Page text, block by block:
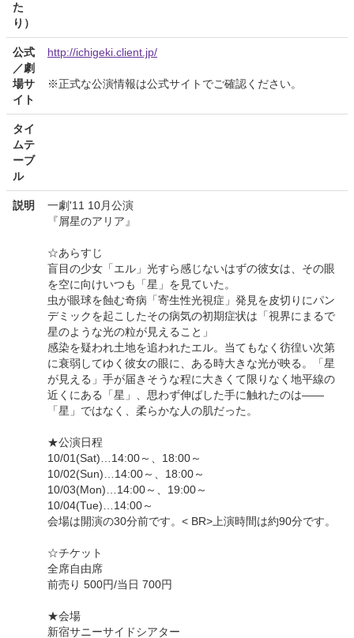
た
り）
公式
／劇
場サ
イト
http://ichigeki.client.jp/
※正式な公演情報は公式サイトでご確認ください。
タイ
ムテ
ーブ
ル
説明
一劇'11 10月公演
『屑星のアリア』
☆あらすじ
盲目の少女「エル」光すら感じないはずの彼女は、その眼
を空に向けいつも「星」を見ていた。
虫が眼球を蝕む奇病「寄生性光視症」発見を皮切りにパン
デミックを起こしたその病気の初期症状は「視界にまるで
星のような光の粒が見えること」
感染を疑われ土地を追われたエル。当てもなく彷徨い次第
に衰弱してゆく彼女の眼に、ある時大きな光が映る。「星
が見える」手が届きそうな程に大きくて限りなく地平線の
近くにある「星」、思わず伸ばした手に触れたのは――
「星」ではなく、柔らかな人の肌だった。
★公演日程
10/01(Sat)…14:00～、18:00～
10/02(Sun)…14:00～、18:00～
10/03(Mon)…14:00～、19:00～
10/04(Tue)…14:00～
会場は開演の30分前です。< BR>上演時間は約90分です。
☆チケット
全席自由席
前売り 500円/当日 700円
★会場
新宿サニーサイドシアター